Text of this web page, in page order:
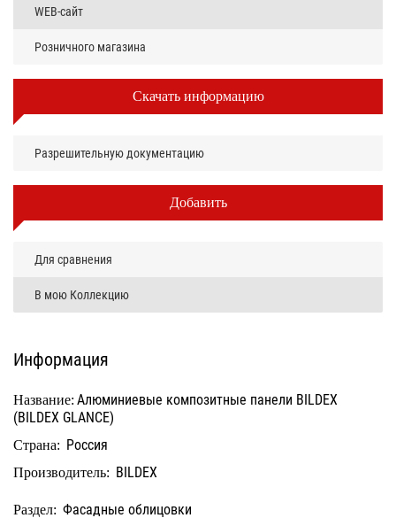
WEB-сайт
Розничного магазина
Скачать информацию
Разрешительную документацию
Добавить
Для сравнения
В мою Коллекцию
Информация
Название: Алюминиевые композитные панели BILDEX
(BILDEX GLANCE)
Страна: Россия
Производитель: BILDEX
Раздел: Фасадные облицовки